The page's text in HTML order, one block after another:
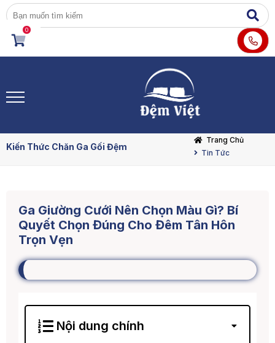
0
Kiến Thức Chăn Ga Gối Đệm
Trang Chủ
Tin Tức
Ga Giường Cưới Nên Chọn Màu Gì? Bí
Quyết Chọn Đúng Cho Đêm Tân Hôn
Trọn Vẹn
Nội dung chính